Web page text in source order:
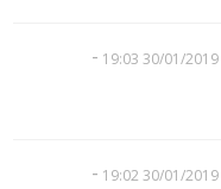
30/01/2019 19:03
-
30/01/2019 19:02
-